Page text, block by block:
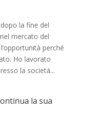
la fine del
mercato del
perché
Ho lavorato
la società...
la sua